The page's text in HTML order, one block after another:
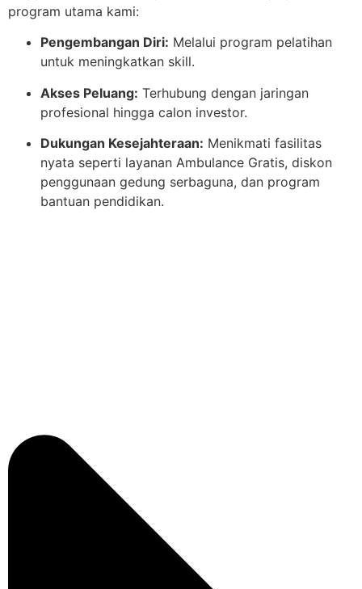
program utama kami:
Pengembangan Diri: Melalui program pelatihan
untuk meningkatkan skill.
Akses Peluang: Terhubung dengan jaringan
profesional hingga calon investor.
Dukungan Kesejahteraan: Menikmati fasilitas
nyata seperti layanan Ambulance Gratis, diskon
penggunaan gedung serbaguna, dan program
bantuan pendidikan.